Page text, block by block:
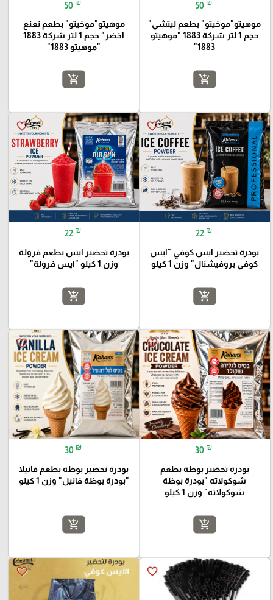
50 ₪
موهيتو"موخيتو" بطعم ليتشي"
حجم 1 لتر شركة 1883 "موهيتو
1883"
add_shopping_cart
50 ₪
موهيتو"موخيتو" بطعم نعنع
اخضر" حجم 1 لتر شركة 1883
"موهيتو 1883"
add_shopping_cart
favorite_border
22 ₪
بودرة تحضير ايس كوفي "ايس
كوفي بروفيشنال" وزن 1 كيلو
add_shopping_cart
favorite_border
22 ₪
بودرة تحضير ايس بطعم فرولة
وزن 1 كيلو "ايس فرولة"
add_shopping_cart
favorite_border
30 ₪
بودرة تحضير بوظة بطعم
شوكولاته "بودرة بوظة
شوكولاته" وزن 1 كيلو
add_shopping_cart
favorite_border
30 ₪
بودرة تحضير بوظة بطعم فانيلا
"بودرة بوظة فانيل" وزن 1 كيلو
add_shopping_cart
favorite_border
favorite_border